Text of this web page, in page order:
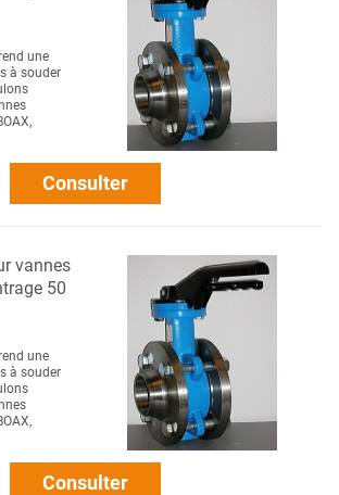
une
à souder
Consulter
vannes
50
une
à souder
Consulter